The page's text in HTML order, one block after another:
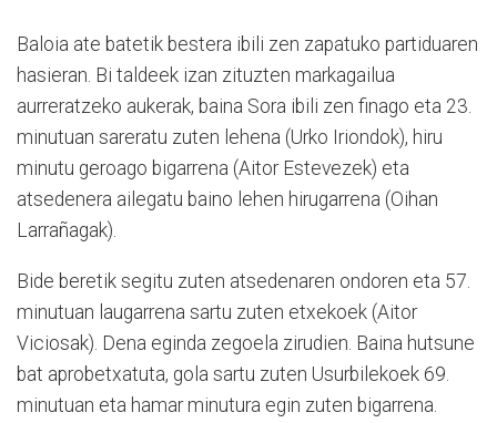
Baloia ate batetik bestera ibili zen zapatuko partiduaren
hasieran. Bi taldeek izan zituzten markagailua
aurreratzeko aukerak, baina Sora ibili zen finago eta 23.
minutuan sareratu zuten lehena (Urko Iriondok), hiru
minutu geroago bigarrena (Aitor Estevezek) eta
atsedenera ailegatu baino lehen hirugarrena (Oihan
Larrañagak).
Bide beretik segitu zuten atsedenaren ondoren eta 57.
minutuan laugarrena sartu zuten etxekoek (Aitor
Viciosak). Dena eginda zegoela zirudien. Baina hutsune
bat aprobetxatuta, gola sartu zuten Usurbilekoek 69.
minutuan eta hamar minutura egin zuten bigarrena.